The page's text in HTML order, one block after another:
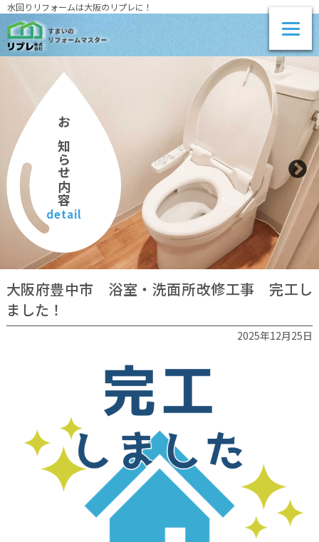
水回りリフォームは大阪のリプレに！
お知らせ内容
detail
大阪府豊中市 浴室・洗面所改修工事 完工し
ました！
2025年12月25日